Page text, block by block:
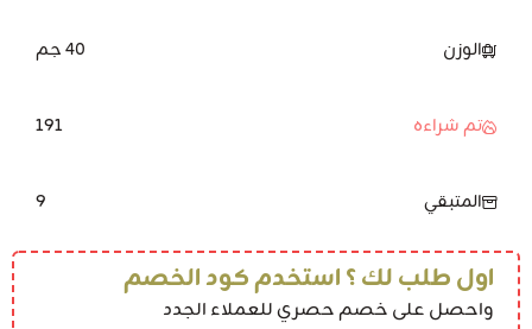
الوزن 40 جم
تم شراءه 191
المتبقي 9
اول طلب لك ؟ استخدم كود الخصم
واحصل على خصم حصري للعملاء الجدد